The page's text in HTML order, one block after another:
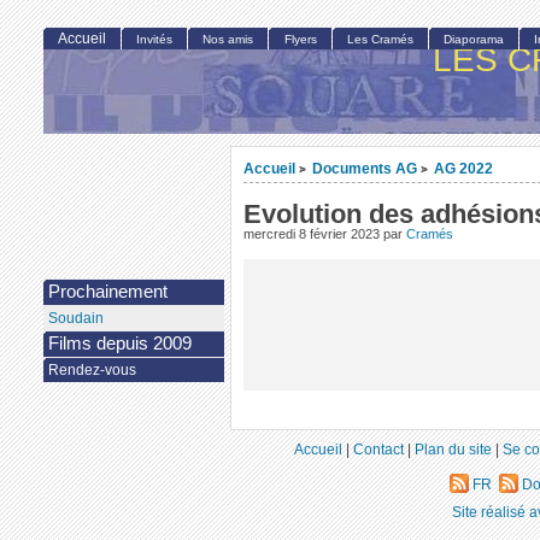
LES
Accueil > Documents AG > AG 2022
Evolution des
mercredi 8 février 2023 par Cramés
Accueil Invités Nos amis Flyers Les Cramés Diaporama
Prochainement
Soudain
Films depuis 2009
Rendez-vous
Accueil|Contact|Plan du site|Se
FR
Site réalisé